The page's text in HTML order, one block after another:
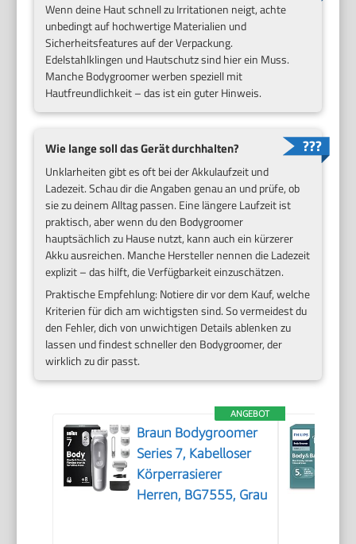
Wenn deine Haut schnell zu Irritationen neigt, achte
unbedingt auf hochwertige Materialien und
Sicherheitsfeatures auf der Verpackung.
Edelstahlklingen und Hautschutz sind hier ein Muss.
Manche Bodygroomer werben speziell mit
Hautfreundlichkeit – das ist ein guter Hinweis.
Wie lange soll das Gerät durchhalten?
Unklarheiten gibt es oft bei der Akkulaufzeit und
Ladezeit. Schau dir die Angaben genau an und prüfe, ob
sie zu deinem Alltag passen. Eine längere Laufzeit ist
praktisch, aber wenn du den Bodygroomer
hauptsächlich zu Hause nutzt, kann auch ein kürzerer
Akku ausreichen. Manche Hersteller nennen die Ladezeit
explizit – das hilft, die Verfügbarkeit einzuschätzen.
Praktische Empfehlung: Notiere dir vor dem Kauf, welche
Kriterien für dich am wichtigsten sind. So vermeidest du
den Fehler, dich von unwichtigen Details ablenken zu
lassen und findest schneller den Bodygroomer, der
wirklich zu dir passt.
ANGEBOT
Braun Bodygroomer
Series 7, Kabelloser
Körperrasierer
Herren, BG7555, Grau